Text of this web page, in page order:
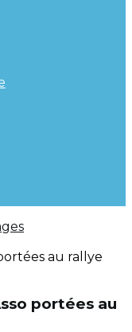
portées au